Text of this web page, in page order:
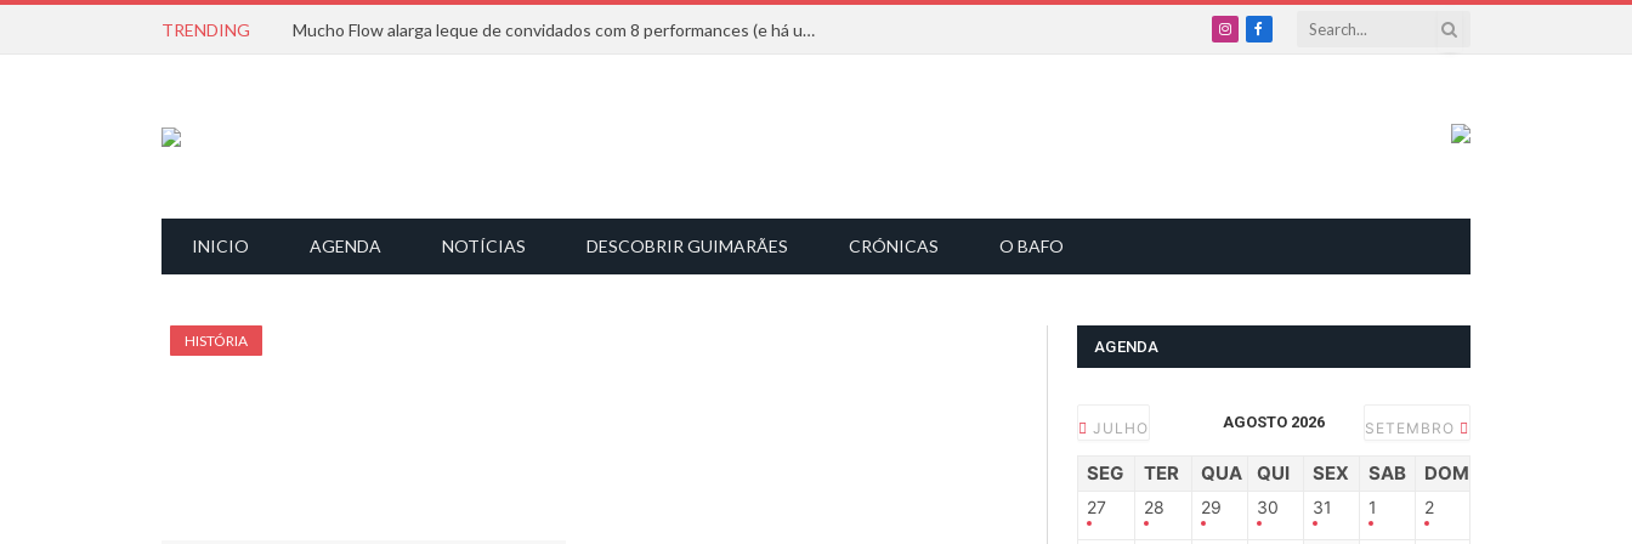
TRENDING Mucho Flow alarga leque de convidados com 8 performances (e há uma saída)
InstagramFacebook
INICIO AGENDA NOTÍCIAS DESCOBRIR GUIMARÃES CRÓNICAS O BAFO
HISTÓRIA AGENDA
JULHO AGOSTO 2026 SETEMBRO
SEG TER QUA QUI SEX SAB DOM
27 28 29 30 31 1 2